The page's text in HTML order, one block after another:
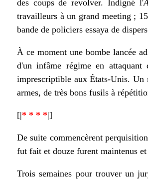
des coups de revolver. Indigné l'
travailleurs à un grand meeting ;
bande de policiers essaya de
À ce moment une bombe lancée
d'un infâme régime en
imprescriptible aux États-Unis. Un
armes, de très bons fusils à
[|* * * *|]
De suite commencèrent
fut fait et douze furent maintenus
Trois semaines pour trouver un